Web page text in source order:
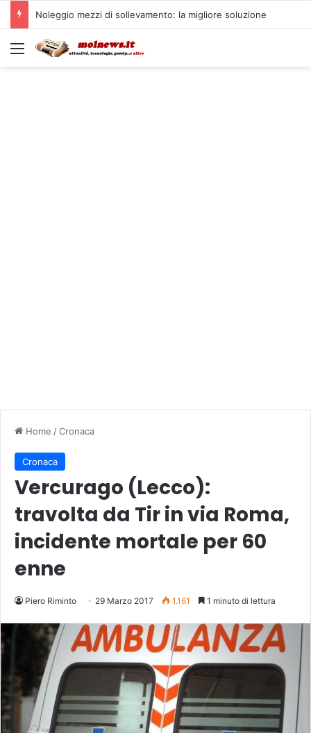
Noleggio mezzi di sollevamento: la migliore soluzione
Menu
Home /Cronaca
Cronaca
Vercurago (Lecco):
travolta da Tir in via Roma,
incidente mortale per 60
enne
Piero Riminto 29 Marzo 2017 1.161 1 minuto di lettura